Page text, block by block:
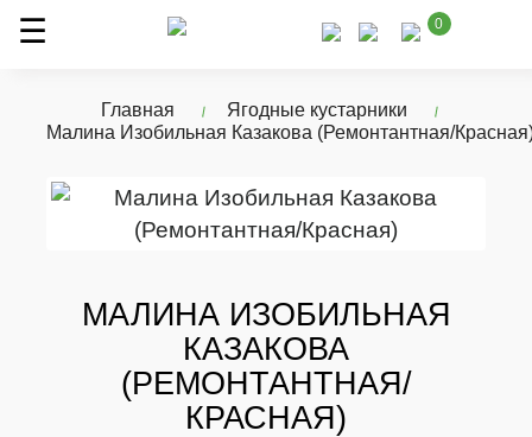
0
Главная
Ягодные кустарники
Малина Изобильная Казакова (Ремонтантная/
МАЛИНА ИЗОБИЛЬНАЯ
КАЗАКОВА
(РЕМОНТАНТНАЯ/
КРАСНАЯ)